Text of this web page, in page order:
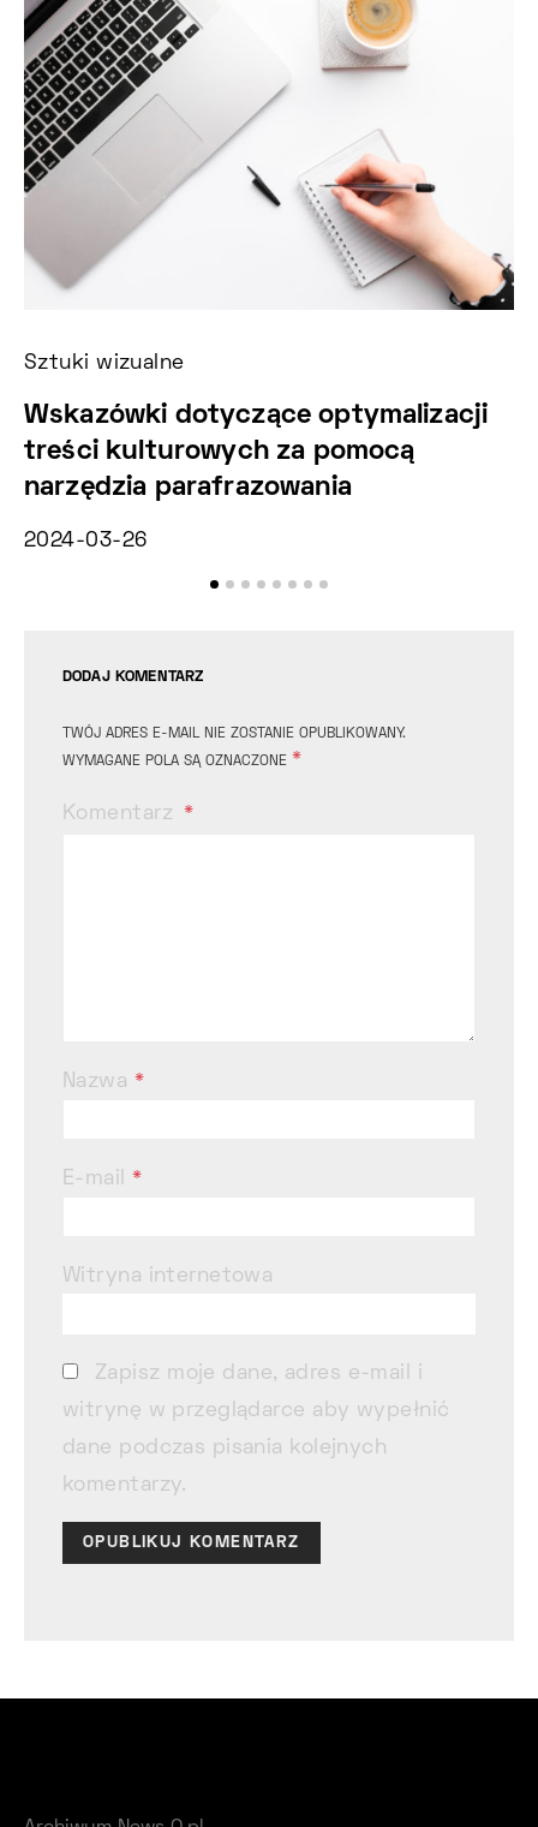
Sztuki wizualne
Wskazówki dotyczące optymalizacji
treści kulturowych za pomocą
narzędzia parafrazowania
2024-03-26
DODAJ KOMENTARZ
TWÓJ ADRES E-MAIL NIE ZOSTANIE OPUBLIKOWANY.
WYMAGANE POLA SĄ OZNACZONE *
Komentarz
Nazwa *
E-mail*
Witryna internetowa
Zapisz moje dane, adres e-mail i
witrynę w przeglądarce aby wypełnić
dane podczas pisania kolejnych
komentarzy.